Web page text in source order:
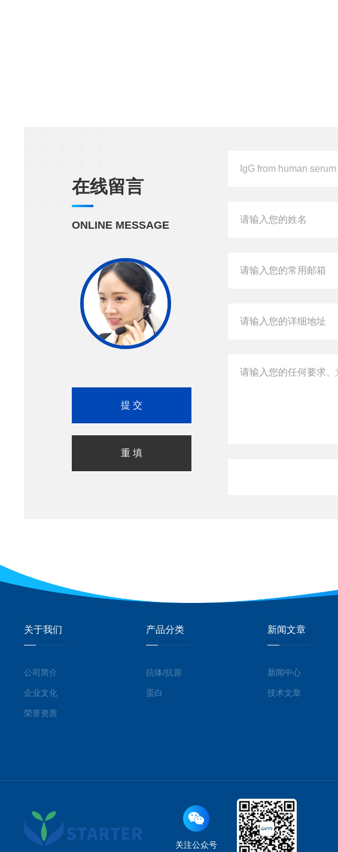
在线留言
ONLINE MESSAGE
关于我们
公司简介
企业文化
荣誉资质
产品分类
抗体/抗原
蛋白
新闻文章
新闻中心
技术文章
关注公众号